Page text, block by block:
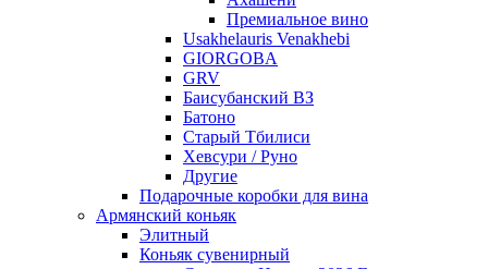
Премиальное вино
Usakhelauris Venakhebi
GIORGOBA
GRV
Баисубанский ВЗ
Батоно
Старый Тбилиси
Хевсури / Руно
Другие
Подарочные коробки для вина
Армянский коньяк
Элитный
Коньяк сувенирный